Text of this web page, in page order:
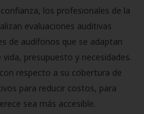
los profesionales de la
evaluaciones auditivas
de audífonos que se adaptan
presupuesto y necesidades.
respecto a su cobertura de
para reducir costos, para
sea más accesible.